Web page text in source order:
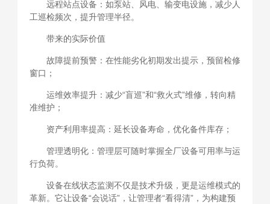
远程站点设备：如泵站、风电、输变电设施，减少人
工巡检频次，提升管理半径。
带来的实际价值
故障提前预警：在性能劣化初期发出提示，预留检修
窗口；
运维效率提升：减少“盲巡”和“救火式”维修，转向精
准维护；
资产利用率提高：延长设备寿命，优化备件库存；
管理透明化：管理层可随时掌握全厂设备可用率与运
行负荷。
设备在线状态监测不仅是技术升级，更是运维模式的
革新。它让设备“会说话”，让管理者“看得清”，为构建预